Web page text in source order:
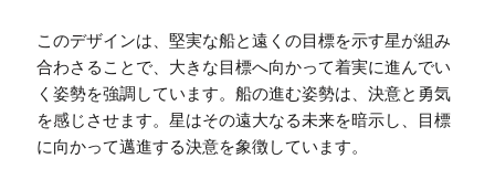
このデザインは、堅実な船と遠くの目標を示す星が組み
合わさることで、大きな目標へ向かって着実に進んでい
く姿勢を強調しています。船の進む姿勢は、決意と勇気
を感じさせます。星はその遠大なる未来を暗示し、目標
に向かって邁進する決意を象徴しています。